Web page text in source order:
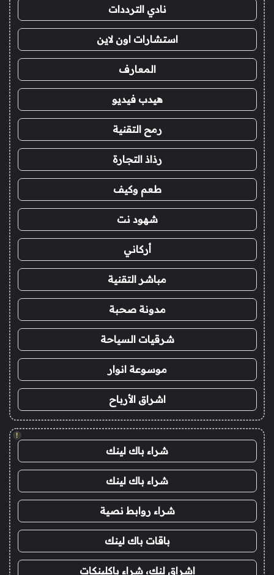
نادي الترددات
استشارات اون لاين
المعارف
هيدب فيديو
رمح التقنية
رذاذ التجارة
طعم وكيف
شهود نت
أركاني
مباشر التقنية
مدونة صحبة
شرقيات السياحة
موسوعة انوار
اشراق الأرباح
!
شراء باك لينك
شراء باك لينك
شراء روابط نصية
باقات باك لينك
اشراق لنك، شراء باكلينكات